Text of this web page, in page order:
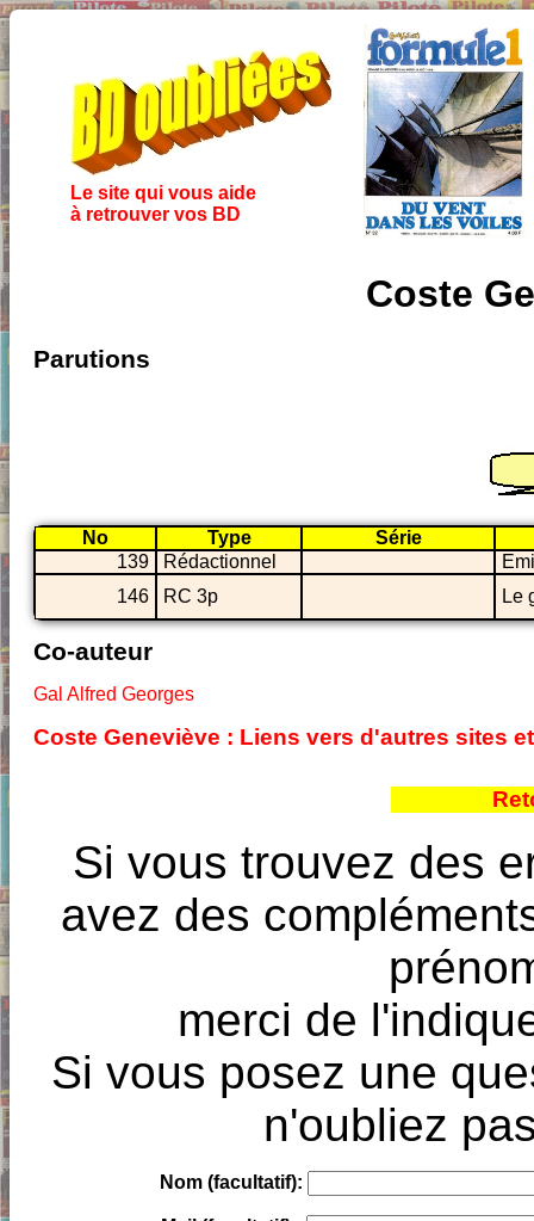
Le site qui vous aide
à retrouver vos BD
Coste
Parutions
No Type
Série
139
Rédactionnel
146
RC 3p Le
Co-auteur
Gal Alfred Georges
Coste Geneviève : Liens vers d'autres sites
Si vous trouvez des
avez des
merci de
Si vous posez une
n'oubliez
Nom (facultatif):